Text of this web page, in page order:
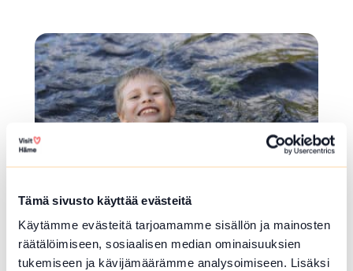
Tämä sivusto käyttää evästeitä
Käytämme evästeitä tarjoamamme sisällön ja mainosten
räätälöimiseen, sosiaalisen median ominaisuuksien
tukemiseen ja kävijämäärämme analysoimiseen. Lisäksi
array(0) { }